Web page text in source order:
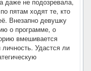
пятам ходят те, кто
Внезапно девушку
о программе, о
вмешивается
Удастся ли